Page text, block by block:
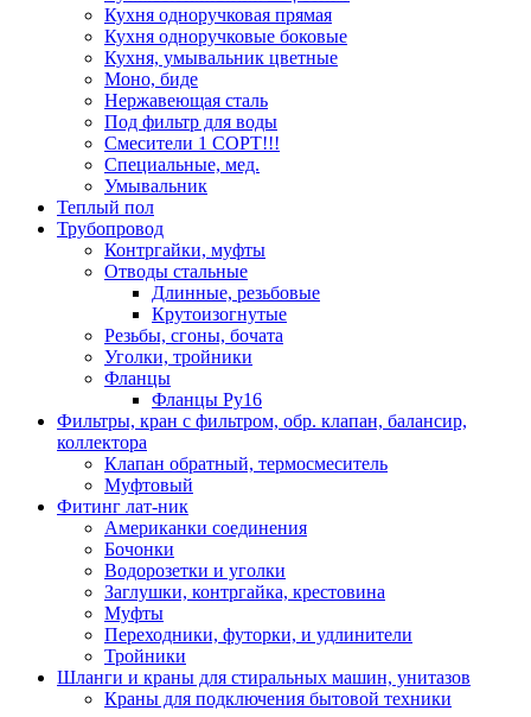
Кухня одноручковая прямая
Кухня одноручковые боковые
Кухня, умывальник цветные
Моно, биде
Нержавеющая сталь
Под фильтр для воды
Смесители 1 СОРТ!!!
Специальные, мед.
Умывальник
Теплый пол
Трубопровод
Контргайки, муфты
Отводы стальные
Длинные, резьбовые
Крутоизогнутые
Резьбы, сгоны, бочата
Уголки, тройники
Фланцы
Фланцы Ру16
Фильтры, кран с фильтром, обр. клапан, балансир,
коллектора
Клапан обратный, термосмеситель
Муфтовый
Фитинг лат-ник
Американки соединения
Бочонки
Водорозетки и уголки
Заглушки, контргайка, крестовина
Муфты
Переходники, футорки, и удлинители
Тройники
Шланги и краны для стиральных машин, унитазов
Краны для подключения бытовой техники